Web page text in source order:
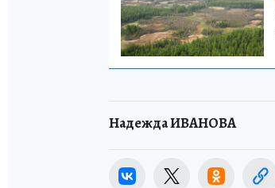
Надежда ИВАНОВА